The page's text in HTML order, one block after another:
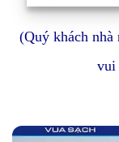
(Quý khách nhà
vui